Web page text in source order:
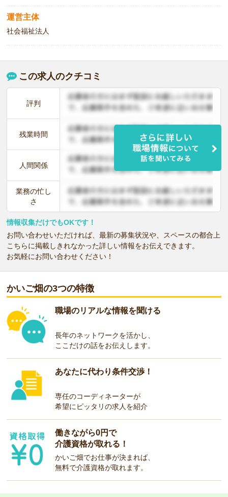
運営主体
社会福祉法人
この求人のクチコミ
評判
残業時間
人間関係
業務の忙し
さ
情報収集だけでもOKです！
お問い合わせいただければ、最新の募集状況や、スペースの都合上
こちらに掲載しきれなかった詳しい情報をお伝えできます。
お気軽にお問い合わせください！
かいご畑の3つの特徴
職場のリアルな情報を聞ける
長年のネットワークを活かし、
ここだけの話をお伝えします。
あなたに代わり条件交渉！
専任のコーディネーターが
希望にピッタリの求人を紹介
働きながら0円で
介護資格が取れる！
かいご畑でお仕事が決まれば、
無料で介護資格が取れます。